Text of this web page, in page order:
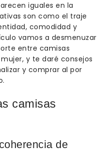
iguales en la
son como el traje
comodidad y
vamos a desmenuzar
entre camisas
y te daré consejos
y comprar al por
camisas
de